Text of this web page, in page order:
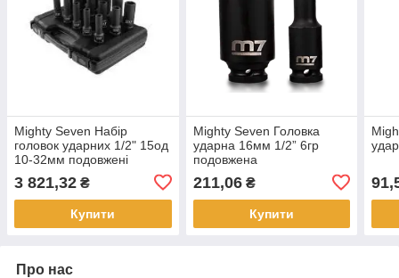
Mighty Seven Набір
головок ударних 1/2" 15од
10-32мм подовжені
3 821,32 ₴
Купити
Mighty Seven Головка
ударна 16мм 1/2” 6гр
подовжена
211,06₴
Купити
Про нас